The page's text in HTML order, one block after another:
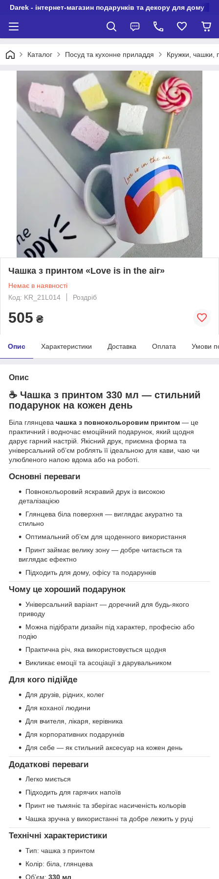
Darek - інтернет-магазин подарунків та декору для дому
Каталог Посуд та кухонне приладдя Кружки, чашки,
Чашка з принтом «Love is in the air»
Немає в наявності
Код: KR_21L014
Роздріб
505 ₴
Опис Характеристики Доставка Оплата Умови
Опис
☕ Чашка з принтом 330 мл — стильний
подарунок на кожен день
Біла глянцева чашка з повнокольоровим принтом — це
практичний і водночас емоційний подарунок, який щодня
дарує гарний настрій. Якісний друк, приємна форма та
універсальний об’єм роблять її ідеальною для кави, чаю чи
улюбленого напою вдома або на роботі.
Основні переваги
Повнокольоровий яскравий друк із високою
деталізацією
Глянцева біла поверхня — виглядає акуратно та
стильно
Оптимальний об’єм для щоденного використання
Принт займає велику зону — добре читається та
виглядає ефектно
Підходить для дому, офісу та подарунків
Чому це хороший подарунок
Універсальний варіант — доречний для будь-якого
приводу
Можна підібрати дизайн під характер, професію або
подію
Практична річ, яка використовується щодня
Викликає емоції та асоціації з дарувальником
Для кого підійде
Для друзів, рідних, колег
Для коханої людини
Для вчителя, лікаря, керівника
Для корпоративних подарунків
Для себе — як стильний аксесуар на кожен день
Додаткові переваги
Легко миється
Підходить для гарячих напоїв
Принт не тьмяніє та зберігає насиченість кольорів
Чашка зручна у використанні та добре лежить у руці
Технічні характеристики
Тип: чашка з принтом
Колір: біла, глянцева
Об’єм: 330 мл